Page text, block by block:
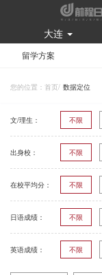
大连
留学方案
您的位置： 首页/ 数据定位
文/理生： 不限
出身校： 不限
在校平均分： 不限
日语成绩： 不限
英语成绩： 不限